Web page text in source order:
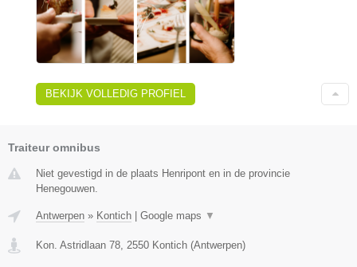
BEKIJK VOLLEDIG PROFIEL
Traiteur omnibus
Niet gevestigd in de plaats Henripont en in de provincie
Henegouwen.
Antwerpen » Kontich Google maps ▼
Kon. Astridlaan 78 2550 Kontich (Antwerpen)